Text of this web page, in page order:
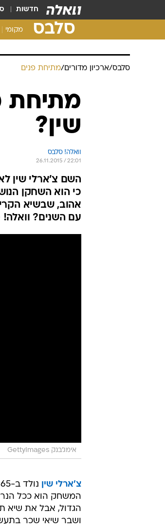
חדשות
סלבס מקומי
סלבס/ארכיון מדורים/מתיחת פנים
מתיחת
שין?
וואלה! סלבס
26.11.2015 / 22:01
השם צ'ארלי שין
אהוב, שבשיא
עם השנים? וואלה!
אימג'בנק GettyImages
צ'ארלי שין
המשחק הוא ככל
הגדול, אבל את שיא
ושבר שיאי שכר